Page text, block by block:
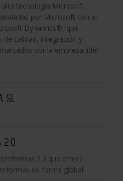
tecnología Microsoft
por Microsoft con el
Dynamics®, que
de calidad, integración y
por la empresa líder
SL
2.0
2.0 que ofrece
de forma global.